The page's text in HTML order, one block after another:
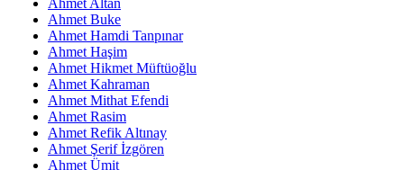
Ahmet Altan
Ahmet Buke
Ahmet Hamdi Tanpınar
Ahmet Haşim
Ahmet Hikmet Müftüoğlu
Ahmet Kahraman
Ahmet Mithat Efendi
Ahmet Rasim
Ahmet Refik Altınay
Ahmet Şerif İzgören
Ahmet Ümit